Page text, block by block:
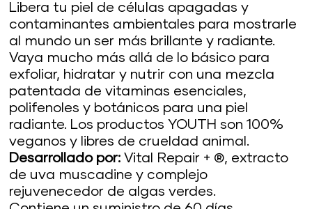
Libera tu piel de células apagadas y
contaminantes ambientales para mostrarle
al mundo un ser más brillante y radiante.
Vaya mucho más allá de lo básico para
exfoliar, hidratar y nutrir con una mezcla
patentada de vitaminas esenciales,
polifenoles y botánicos para una piel
radiante. Los productos YOUTH son 100%
veganos y libres de crueldad animal.
Desarrollado por: Vital Repair + ®, extracto
de uva muscadine y complejo
rejuvenecedor de algas verdes.